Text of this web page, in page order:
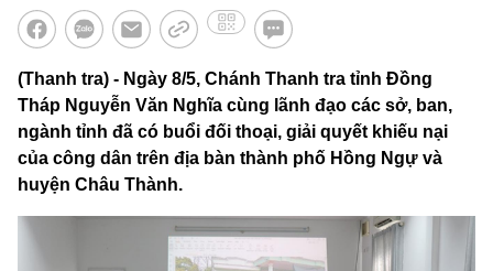
(Thanh tra) - Ngày 8/5, Chánh Thanh tra tỉnh Đồng
Tháp Nguyễn Văn Nghĩa cùng lãnh đạo các sở, ban,
ngành tỉnh đã có buổi đối thoại, giải quyết khiếu nại
của công dân trên địa bàn thành phố Hồng Ngự và
huyện Châu Thành.